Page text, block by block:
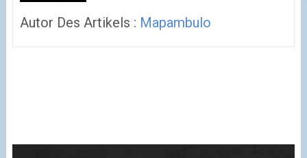
Autor Des Artikels : Mapambulo